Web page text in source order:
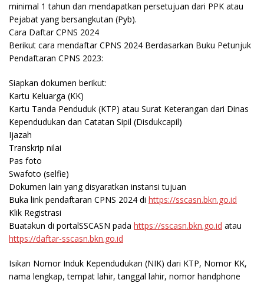
minimal 1 tahun dan mendapatkan persetujuan dari PPK atau
Pejabat yang bersangkutan (Pyb).
Cara Daftar CPNS 2024
Berikut cara mendaftar CPNS 2024 Berdasarkan Buku Petunjuk
Pendaftaran CPNS 2023:
Siapkan dokumen berikut:
Kartu Keluarga (KK)
Kartu Tanda Penduduk (KTP) atau Surat Keterangan dari Dinas
Kependudukan dan Catatan Sipil (Disdukcapil)
Ijazah
Transkrip nilai
Pas foto
Swafoto (selfie)
Dokumen lain yang disyaratkan instansi tujuan
Buka link pendaftaran CPNS 2024 di https://sscasn.bkn.go.id
Klik Registrasi
Buatakun di portalSSCASN pada https://sscasn.bkn.go.id atau
https://daftar-sscasn.bkn.go.id
Isikan Nomor Induk Kependudukan (NIK) dari KTP, Nomor KK,
nama lengkap, tempat lahir, tanggal lahir, nomor handphone